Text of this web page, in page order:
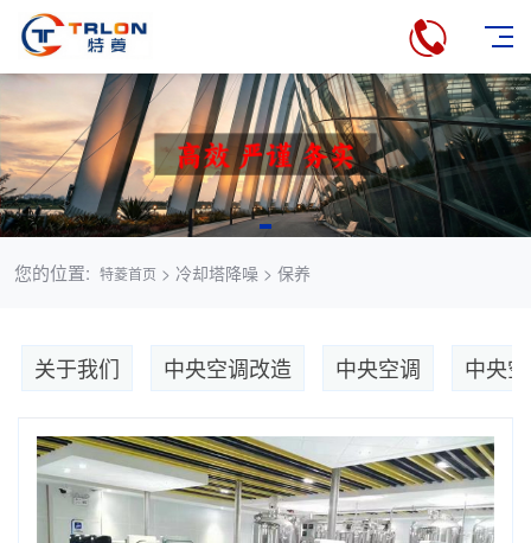
您的位置: 特菱首页 > 冷却塔降噪 > 保养
关于我们 中央空调改造 中央空调 中央